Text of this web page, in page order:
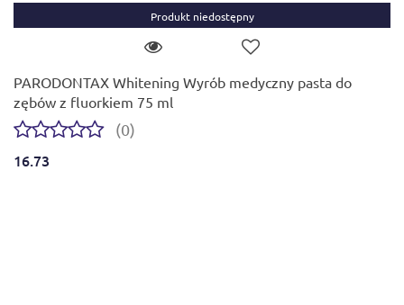
Produkt niedostępny
PARODONTAX Whitening Wyrób medyczny pasta do
zębów z fluorkiem 75 ml
(0)
16.73